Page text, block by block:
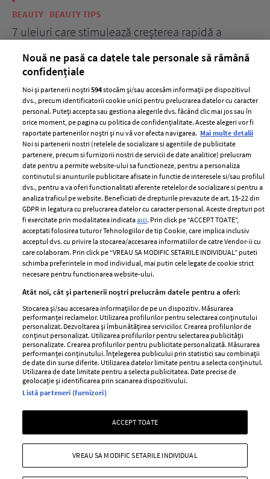
BEAUTY BEAUTY TIPS
7 uleiuri care stimulează creșterea rapidă a
ELLE Style Awards
2024
Despre ELLE
Romania
Contact
Abonamente
Termeni si conditii
Politica de
confidențialitate
Politica de cookies
Publicitate
GSP
Unica
Baby
Retete
femei
Viva
Avantaje
Retete practice
Pariază responsabil! Decizia ONJN nr. 821/25.09.2025.
Jocurile de noroc sunt interzise minorilor.
Copyright © 2026 Ringier Romania SRL
Nouă ne pasă ca datele tale personale să rămână
confidențiale
Noi și partenerii noștri594stocăm și/sau accesăm informații pe dispozitivul
dvs., precum identificatorii cookie unici pentru prelucrarea datelor cu caracter
personal. Puteți accepta sau gestiona alegerile dvs. făcând clic mai jos sau în
orice moment, pe pagina cu politica de confidențialitate. Aceste alegeri vor fi
raportate partenerilor noștri și nu vă vor afecta navigarea. Mai multe detalii
Noi si partenerii nostri (retelele de socializare si agentiile de publicitate
partenere, precum si furnizorii nostri de servicii de date analitice) prelucram
date pentru a permite website-ului sa functioneze, pentru a personaliza
continutul si anunturile publicitare afisate in functie de interesele si/sau profilul
dvs., pentru a va oferi functionalitati aferente retelelor de socializare si pentru a
analiza traficul pe website. Beneficiati de drepturile prevazute de art. 15-22 din
GDPR in legatura cu prelucrarea datelor cu caracter personal. Aceste drepturi pot
fi exercitate prin modalitatea indicataaici. Prin click pe “ACCEPT TOATE”,
acceptati folosirea tuturor Tehnologiilor de tip Cookie, care implica inclusiv
acceptul dvs. cu privire la stocarea/accesarea informatiilor de catre Vendor-ii cu
care colaboram. Prin click pe “VREAU SA MODIFIC SETARILE INDIVIDUAL” puteti
schimba preferintele in mod individual, mai putin cele legate de cookie strict
necesare pentru functionarea website-ului.
Atât noi, cât și partenerii noștri prelucrăm datele pentru a oferi:
Stocarea și/sau accesarea informațiilor de pe un dispozitiv. Măsurarea
performanței reclamelor. Utilizarea profilurilor pentru selectarea conținutului
personalizat. Dezvoltarea și îmbunătățirea serviciilor. Crearea profilurilor de
conținut personalizat. Utilizarea profilurilor pentru selectarea publicității
personalizate. Crearea profilurilor pentru publicitate personalizată. Măsurarea
performanței conținutului. Înțelegerea publicului prin statistici sau combinații
de date din surse diferite. Utilizarea datelor limitate pentru a selecta conținutul.
Utilizarea de date limitate pentru a selecta publicitatea. Date precise de
geolocație și identificarea prin scanarea dispozitivului.
Listă parteneri (furnizori)
ACCEPT TOATE
VREAU SA MODIFIC SETARILE INDIVIDUAL